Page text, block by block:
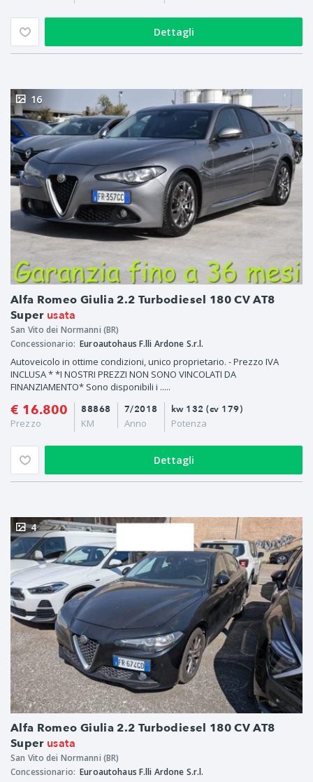
Dettagli
Alfa Romeo Giulia 2.2 Turbodiesel 180 CV AT8
Super usata
16
San Vito dei Normanni (BR)
Concessionario: Euroautohaus F.lli Ardone S.r.l.
Autoveicolo in ottime condizioni, unico proprietario. - Prezzo IVA
INCLUSA * *I NOSTRI PREZZI NON SONO VINCOLATI DA
FINANZIAMENTO* Sono disponibili i .....
€ 16.800
Prezzo
7/2018
Anno
88868
KM
kw 132 (cv 179)
Potenza
Dettagli
Alfa Romeo Giulia 2.2 Turbodiesel 180 CV AT8
Super usata
4
San Vito dei Normanni (BR)
Concessionario: Euroautohaus F.lli Ardone S.r.l.